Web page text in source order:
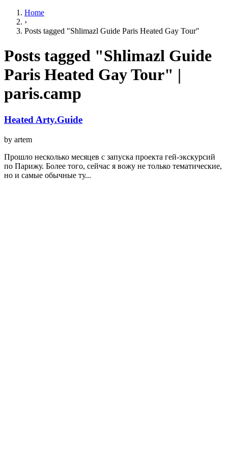
Home
›
Posts tagged "Shlimazl Guide Paris Heated Gay Tour"
Posts tagged "Shlimazl Guide
Paris Heated Gay Tour" |
paris.camp
Heated Arty.Guide
by artem
Прошло несколько месяцев с запуска проекта гей-экскурсий
по Парижу. Более того, сейчас я вожу не только тематические,
но и самые обычные ту...